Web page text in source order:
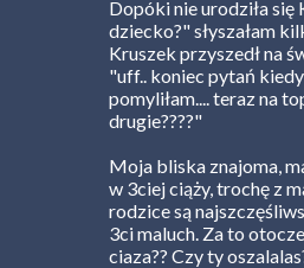
Dopóki nie urodziła się
dziecko?" słyszałam
Kruszek przyszedł na
"uff.. koniec pytań
pomyliłam.... teraz na
drugie????"
Moja bliska znajoma,
w 3ciej ciąży, trochę z
rodzice są
3ci maluch. Za to
ciaza?? Czy ty